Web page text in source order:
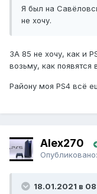
Я был на
не хочу.
ЗА 85 не хочу, как и
возьму, как
Району моя PS4 всё
Alex270
Опубликовано:
18.01.2021 в